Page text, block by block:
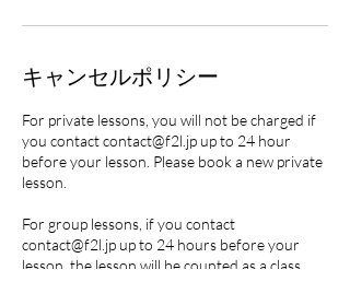
キャンセルポリシー
For private lessons, you will not be charged if
you contact contact@f2l.jp up to 24 hour
before your lesson. Please book a new private
lesson.
For group lessons, if you contact
contact@f2l.jp up to 24 hours before your
lesson, the lesson will be counted as a class